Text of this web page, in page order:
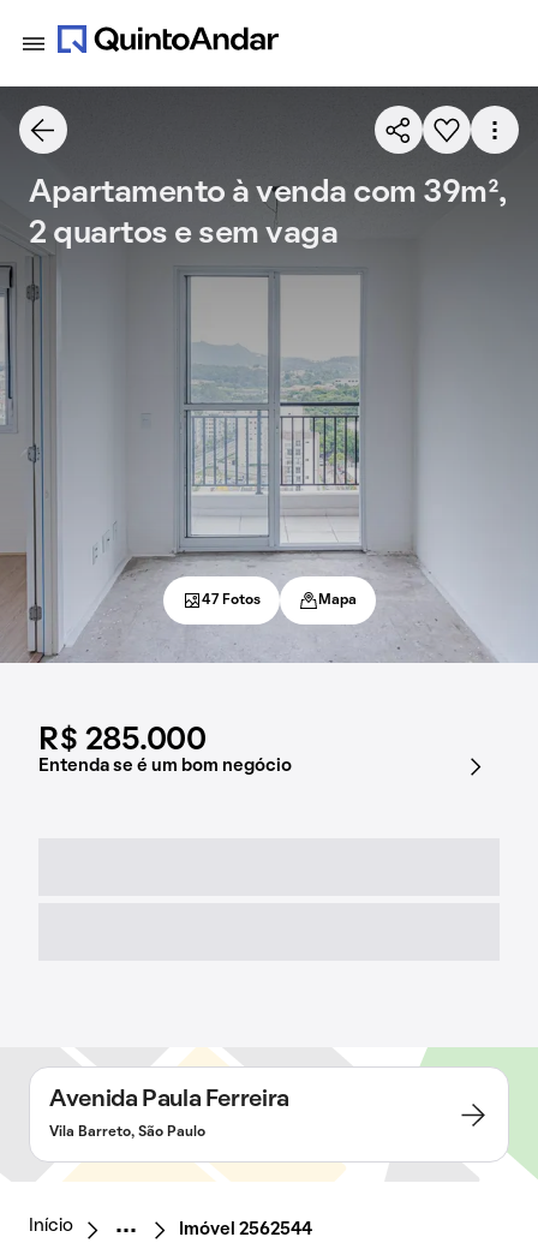
R$ 285.000
Entenda se é um bom negócio
Apartamento à venda com 39m²,
2 quartos e sem vaga
47 Fotos Mapa
Avenida Paula Ferreira
Vila Barreto, São Paulo
Início Imóvel 2562544